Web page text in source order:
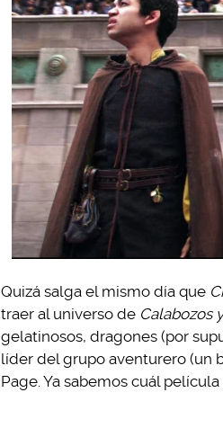
Quizá salga el mismo día que
traer al universo de Calabozos
gelatinosos, dragones (por
líder del grupo aventurero (un
Page. Ya sabemos cuál